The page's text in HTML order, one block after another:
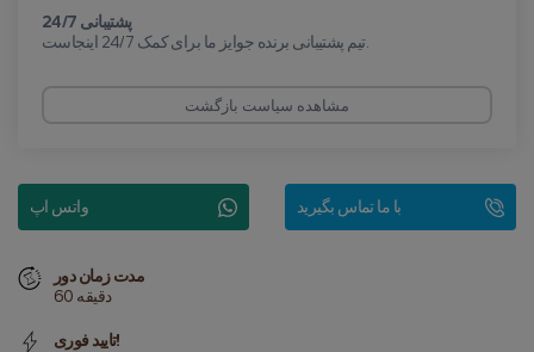
پشتیبانی 24/7
تیم پشتیبانی برنده جوایز ما برای کمک 24/7 اینجاست.
مشاهده سیاست بازگشت
واتس اپ با ما تماس بگیرید
مدت زمان دور
60 دقیقه
تایید فوری!